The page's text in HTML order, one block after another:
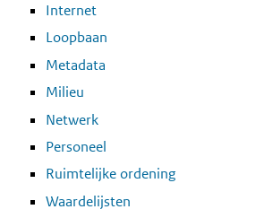
Internet
Loopbaan
Metadata
Milieu
Netwerk
Personeel
Ruimtelijke ordening
Waardelijsten